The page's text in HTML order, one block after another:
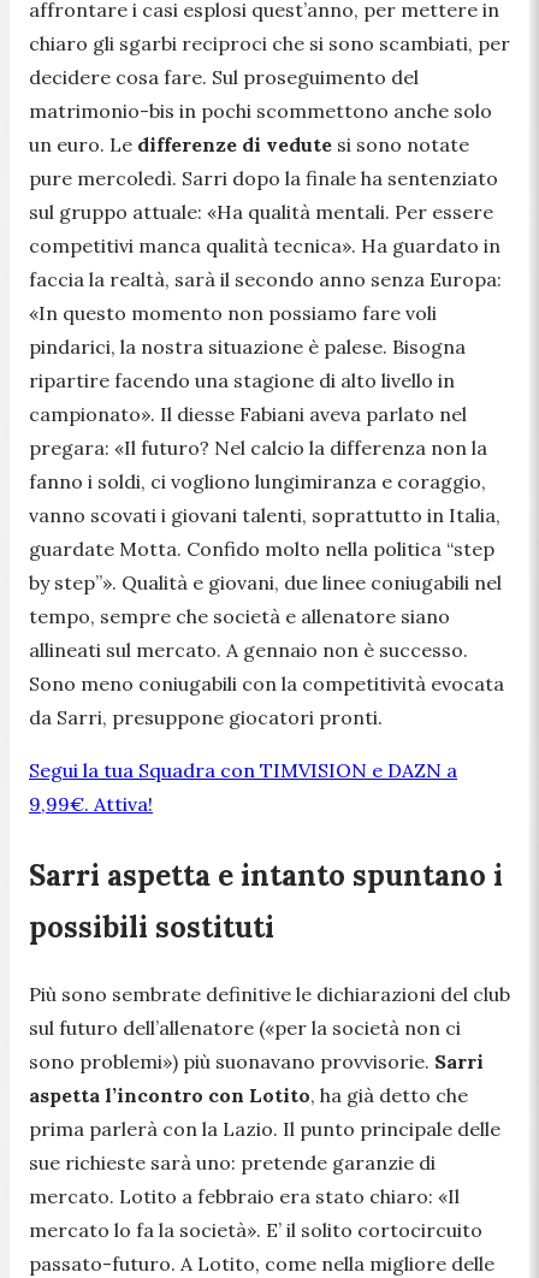
affrontare i casi esplosi quest’anno, per mettere in
chiaro gli sgarbi reciproci che si sono scambiati, per
decidere cosa fare. Sul proseguimento del
matrimonio-bis in pochi scommettono anche solo
un euro. Le differenze di vedute si sono notate
pure mercoledì. Sarri dopo la finale ha sentenziato
sul gruppo attuale: «Ha qualità mentali. Per essere
competitivi manca qualità tecnica». Ha guardato in
faccia la realtà, sarà il secondo anno senza Europa:
«In questo momento non possiamo fare voli
pindarici, la nostra situazione è palese. Bisogna
ripartire facendo una stagione di alto livello in
campionato». Il diesse Fabiani aveva parlato nel
pregara: «Il futuro? Nel calcio la differenza non la
fanno i soldi, ci vogliono lungimiranza e coraggio,
vanno scovati i giovani talenti, soprattutto in Italia,
guardate Motta. Confido molto nella politica “step
by step”». Qualità e giovani, due linee coniugabili nel
tempo, sempre che società e allenatore siano
allineati sul mercato. A gennaio non è successo.
Sono meno coniugabili con la competitività evocata
da Sarri, presuppone giocatori pronti.
Segui la tua Squadra con TIMVISION e DAZN a
9,99€. Attiva!
Sarri aspetta e intanto spuntano i
possibili sostituti
Più sono sembrate definitive le dichiarazioni del club
sul futuro dell’allenatore («per la società non ci
sono problemi») più suonavano provvisorie. Sarri
aspetta l’incontro con Lotito, ha già detto che
prima parlerà con la Lazio. Il punto principale delle
sue richieste sarà uno: pretende garanzie di
mercato. Lotito a febbraio era stato chiaro: «Il
mercato lo fa la società». E’ il solito cortocircuito
passato-futuro. A Lotito, come nella migliore delle